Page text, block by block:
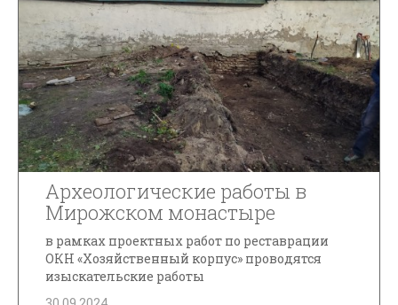
Археологические работы в
Мирожском монастыре
в рамках проектных работ по реставрации
ОКН «Хозяйственный корпус» проводятся
изыскательские работы